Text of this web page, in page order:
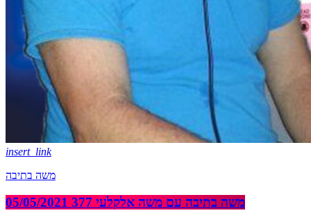
insert_link
משה בתיבה
משה בתיבה עם משה אלקלעי 377 05/05/2021